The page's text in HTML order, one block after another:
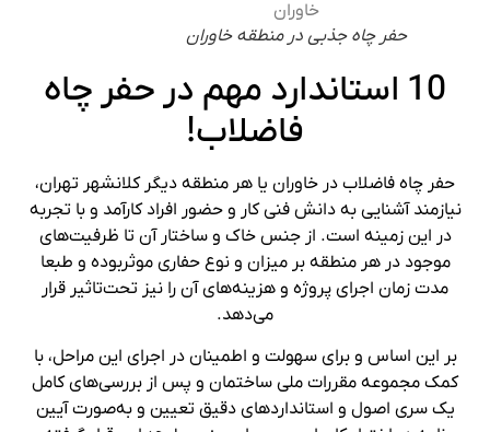
حفر چاه جذبی در منطقه خاوران
10 استاندارد مهم در حفر چاه
فاضلاب!
حفر چاه فاضلاب در خاوران یا هر منطقه دیگر کلانشهر تهران،
نیازمند آشنایی به دانش فنی کار و حضور افراد کارآمد و با تجربه
در این زمینه است. از جنس خاک و ساختار آن تا ظرفیت‌های
موجود در هر منطقه بر میزان و نوع حفاری موثربوده و طبعا
مدت زمان اجرای پروژه و هزینه‌های آن را نیز تحت‌تاثیر قرار
می‌دهد.
بر این اساس و برای سهولت و اطمینان در اجرای این مراحل، با
کمک مجموعه مقررات ملی ساختمان و پس از بررسی‌های کامل
یک سری اصول و استانداردهای دقیق تعیین و به‌صورت آیین